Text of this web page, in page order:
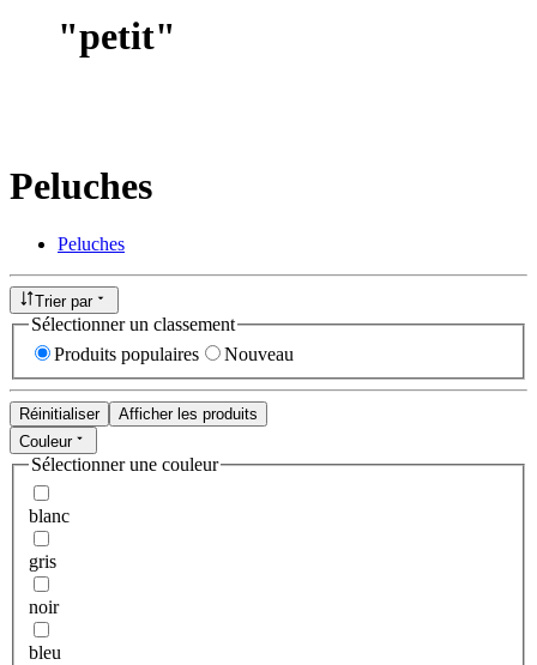
"petit"
Peluches
Peluches
Trier par
Sélectionner un classement
Produits populaires
Nouveau
Réinitialiser
Afficher les produits
Couleur
Sélectionner une couleur
blanc
gris
noir
bleu